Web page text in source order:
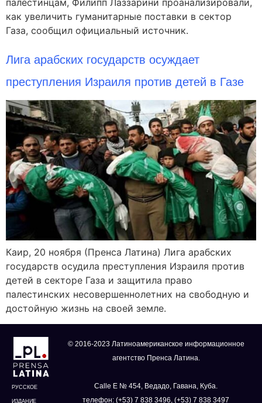
палестинцам, Филипп Лаззарини проанализировали,
как увеличить гуманитарные поставки в сектор
Газа, сообщил официальный источник.
Лига арабских государств осуждает
преступления Израиля против детей в Газе
Каир, 20 ноября (Пренса Латина) Лига арабских
государств осудила преступления Израиля против
детей в секторе Газа и защитила право
палестинских несовершеннолетних на свободную и
достойную жизнь на своей земле.
РУССКОЕ
ИЗДАНИЕ
© 2016-2023 Латиноамериканское информационное
агентство Пренса Латина.
Calle E № 454, Ведадо, Гавана, Куба.
телефон: (+53) 7 838 3496, (+53) 7 838 3497